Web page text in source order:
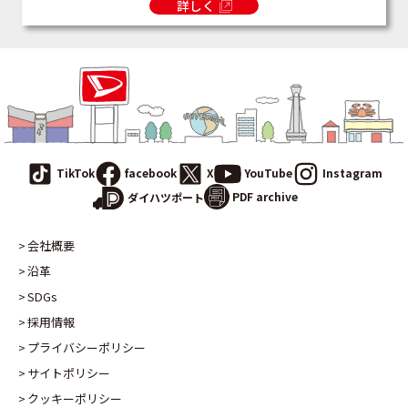
詳しく
TikTok facebook X YouTube
Instagram
ダイハツポート
PDF archive
会社概要
沿革
SDGs
採用情報
プライバシーポリシー
サイトポリシー
クッキーポリシー